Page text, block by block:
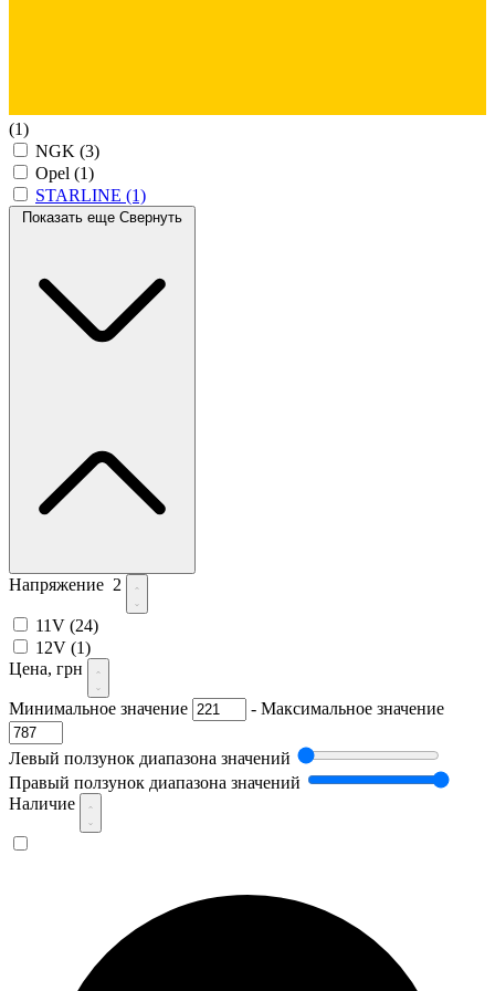
(1)
NGK (3)
Opel (1)
STARLINE (1)
Показать еще Свернуть
Напряжение 2
11V (24)
12V (1)
Цена, грн
Минимальное значение - Максимальное значение
Левый ползунок диапазона значений
Правый ползунок диапазона значений
Наличие